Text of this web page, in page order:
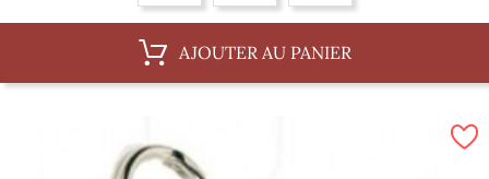
AJOUTER AU PANIER